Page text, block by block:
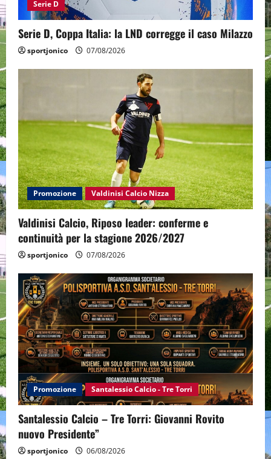
Serie D
Serie D, Coppa Italia: la LND corregge il caso Milazzo
sportjonico 07/08/2026
Promozione Valdinisi Calcio Nizza
Valdinisi Calcio, Riposo leader: conferme e
continuità per la stagione 2026/2027
sportjonico 07/08/2026
Promozione Santalessio Calcio - Tre Torri
Santalessio Calcio – Tre Torri: Giovanni Rovito
nuovo Presidente”
sportjonico 06/08/2026